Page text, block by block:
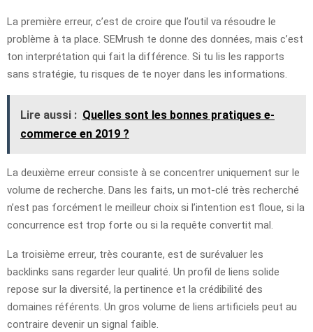
La première erreur, c’est de croire que l’outil va résoudre le
problème à ta place. SEMrush te donne des données, mais c’est
ton interprétation qui fait la différence. Si tu lis les rapports
sans stratégie, tu risques de te noyer dans les informations.
Lire aussi : Quelles sont les bonnes pratiques e-
commerce en 2019 ?
La deuxième erreur consiste à se concentrer uniquement sur le
volume de recherche. Dans les faits, un mot-clé très recherché
n’est pas forcément le meilleur choix si l’intention est floue, si la
concurrence est trop forte ou si la requête convertit mal.
La troisième erreur, très courante, est de surévaluer les
backlinks sans regarder leur qualité. Un profil de liens solide
repose sur la diversité, la pertinence et la crédibilité des
domaines référents. Un gros volume de liens artificiels peut au
contraire devenir un signal faible.